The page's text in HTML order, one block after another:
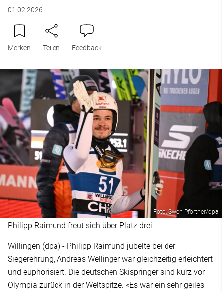
01.02.2026
Merken Teilen Feedback
Foto: Swen Pförtner/dpa
Philipp Raimund freut sich über Platz drei.
Willingen (dpa) - Philipp Raimund jubelte bei der
Siegerehrung, Andreas Wellinger war gleichzeitig erleichtert
und euphorisiert. Die deutschen Skispringer sind kurz vor
Olympia zurück in der Weltspitze. «Es war ein sehr geiles